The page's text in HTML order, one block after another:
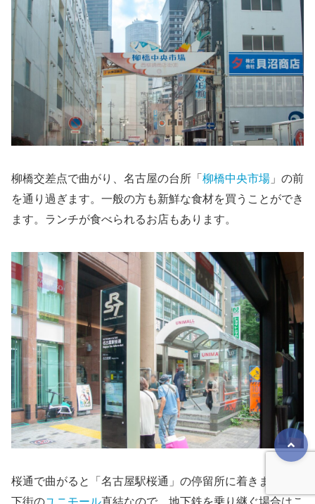
柳橋交差点で曲がり、名古屋の台所「 柳橋中央市場 」の前
を通り過ぎます。一般の方も新鮮な食材を買うことができ
ます。ランチが食べられるお店もあります。
桜通で曲がると「名古屋駅桜通」の停留所に着きます。地
下街のユニモール直結なので、地下鉄を乗り継ぐ場合はこ